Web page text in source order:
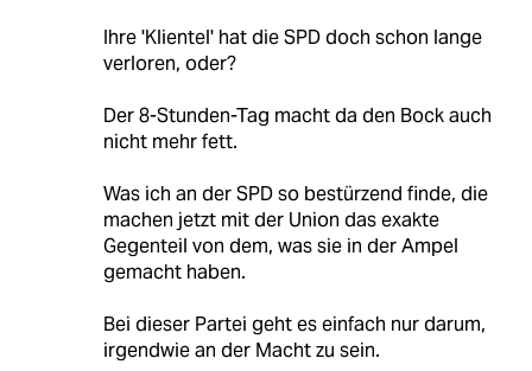
Ihre 'Klientel' hat die SPD doch schon lange
verloren, oder?
Der 8-Stunden-Tag macht da den Bock auch
nicht mehr fett.
Was ich an der SPD so bestürzend finde, die
machen jetzt mit der Union das exakte
Gegenteil von dem, was sie in der Ampel
gemacht haben.
Bei dieser Partei geht es einfach nur darum,
irgendwie an der Macht zu sein.